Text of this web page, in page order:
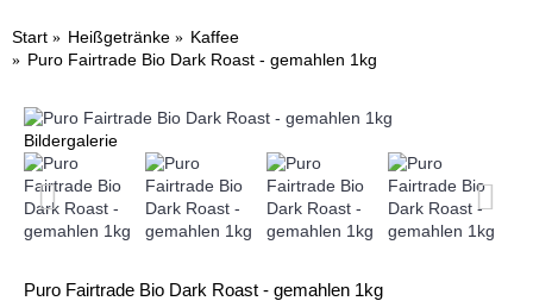
Start Heißgetränke
Kaffee
Puro Fairtrade Bio Dark Roast - gemahlen 1kg
Bildergalerie
Puro Fairtrade Bio Dark Roast - gemahlen 1kg